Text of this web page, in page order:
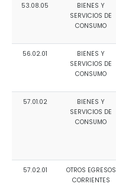
53.08.05
BIENES Y
SERVICIOS DE
CONSUMO
56.02.01
BIENES Y
SERVICIOS DE
CONSUMO
57.01.02
BIENES Y
SERVICIOS DE
CONSUMO
57.02.01
OTROS EGRESOS
CORRIENTES